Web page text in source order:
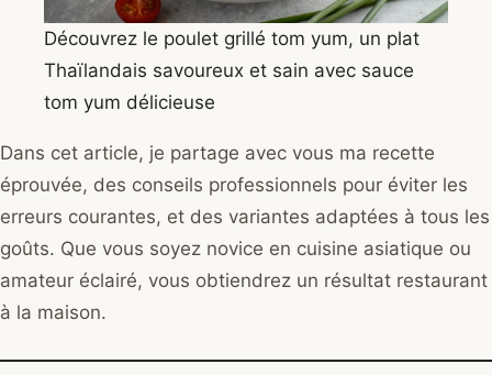
Découvrez le poulet grillé tom yum, un plat
Thaïlandais savoureux et sain avec sauce
tom yum délicieuse
Dans cet article, je partage avec vous ma recette
éprouvée, des conseils professionnels pour éviter les
erreurs courantes, et des variantes adaptées à tous les
goûts. Que vous soyez novice en cuisine asiatique ou
amateur éclairé, vous obtiendrez un résultat restaurant
à la maison.